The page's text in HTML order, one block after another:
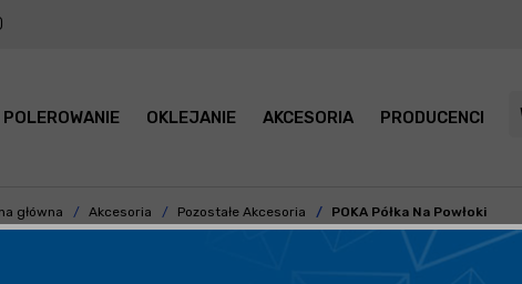
POLEROWANIE OKLEJANIE AKCESORIA PRODUCENCI
główna Akcesoria Pozostałe Akcesoria POKA Półka Na Powłoki